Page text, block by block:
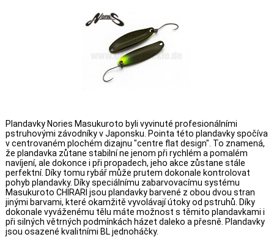
Plandavky Nories Masukuroto byli vyvinuté profesionálními
pstruhovými závodníky v Japonsku. Pointa této plandavky spočíva
v centrovaném plochém dizajnu "centre flat design". To znamená,
že plandavka zůtane stabilní ne jenom při rychlém a pomalém
navíjení, ale dokonce i při propadech, jeho akce zůstane stále
perfektní. Díky tomu rybář může prutem dokonale kontrolovat
pohyb plandavky. Díky speciálnímu zabarvovacímu systému
Masukuroto CHIRARI jsou plandavky barvené z obou dvou stran
jinými barvami, které okamžitě vyvolávají útoky od pstruhů. Díky
dokonale vyváženému tělu máte možnost s těmito plandavkami i
při silných větrných podmínkách házet daleko a přesně. Plandavky
jsou osazené kvalitními BL jednoháčky.